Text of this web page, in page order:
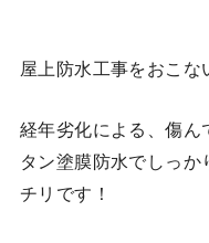
屋上防水工事をおこな
経年劣化による、傷ん
タン塗膜防水でしっ
チリです！